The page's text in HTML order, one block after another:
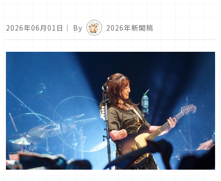
2026年06月01日 ｜ By 2026年新聞稿